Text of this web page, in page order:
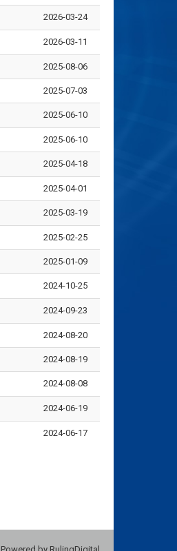
2026-03-24
2026-03-11
2025-08-06
2025-07-03
2025-06-10
2025-06-10
2025-04-18
2025-04-01
2025-03-19
2025-02-25
2025-01-09
2024-10-25
2024-09-23
2024-08-20
2024-08-19
2024-08-08
2024-06-19
2024-06-17